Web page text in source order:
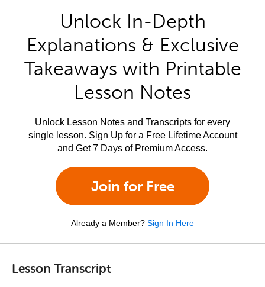
Unlock In-Depth
Explanations & Exclusive
Takeaways with Printable
Lesson Notes
Unlock Lesson Notes and Transcripts for every
single lesson. Sign Up for a Free Lifetime Account
and Get 7 Days of Premium Access.
Join for Free
Already a Member? Sign In Here
Lesson Transcript